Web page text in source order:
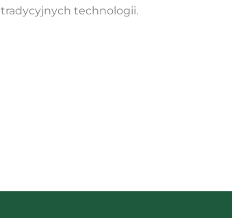
tradycyjnych technologii.